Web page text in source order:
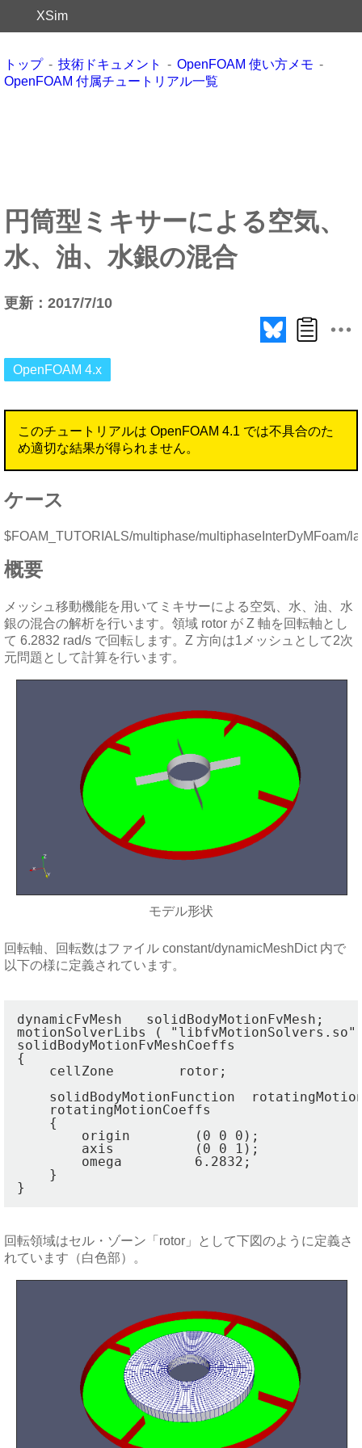
XSim
トップ 技術ドキュメント
OpenFOAM 使い方メモ
OpenFOAM 付属チュートリアル一覧
円筒型ミキサーによる空気、
水、油、水銀の混合
更新：2017/7/10
OpenFOAM 4.x
このチュートリアルは OpenFOAM 4.1 では不具合のた
め適切な結果が得られません。
ケース
$FOAM_TUTORIALS/multiphase/multiphaseInterDyMFoam/
概要
メッシュ移動機能を用いてミキサーによる空気、水、油、水
銀の混合の解析を行います。領域 rotor が Z 軸を回転軸とし
て 6.2832 rad/s で回転します。Z 方向は1メッシュとして2次
元問題として計算を行います。
モデル形状
回転軸、回転数はファイル constant/dynamicMeshDict 内で
以下の様に定義されています。
dynamicFvMesh   solidBodyMotionFvMesh;
motionSolverLibs (
solidBodyMotionFvMeshCoeffs
{
    cellZone        rotor;
solidBodyMotionFunction
    rotatingMotionCoeffs
    {
        origin        (0 0 0);
        axis          (0 0 1);
        omega         6.2832;
    }
回転領域はセル・ゾーン「rotor」として下図のように定義さ
れています（白色部）。